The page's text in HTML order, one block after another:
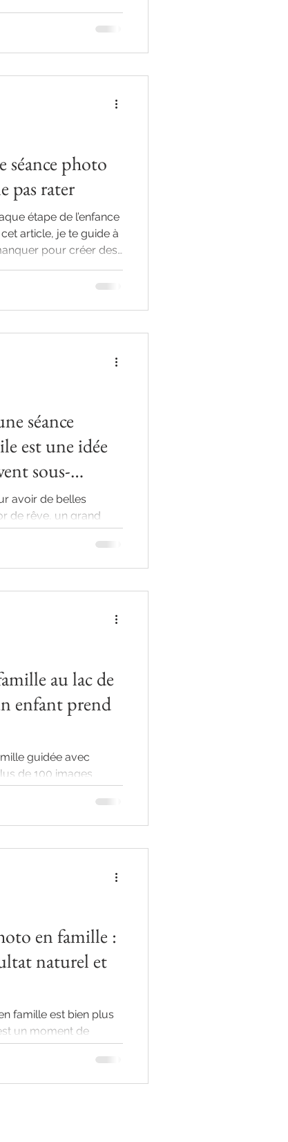
et pleine
séance photo
pas rater
étape de l’enfance
article, je te guide à
pour créer des
séance
est une idée
sous-
avoir de belles
de rêve, un grand
au lac de
enfant prend
guidée avec
de 100 images
fil d’un soir de
timide, un concours
en famille :
naturel et
famille est bien plus
un moment de